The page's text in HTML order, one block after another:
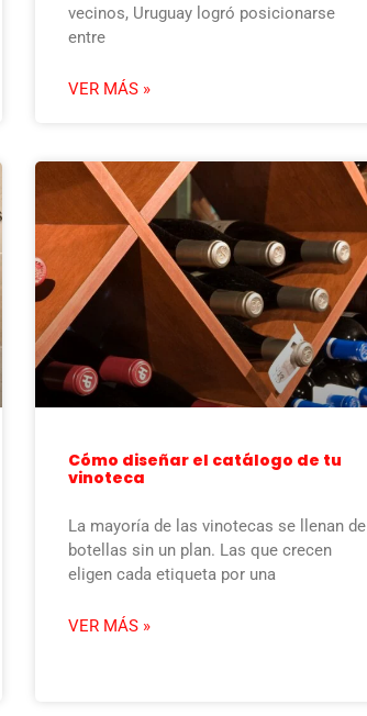
vecinos, Uruguay logró posicionarse
entre
VER MÁS »
Cómo diseñar el catálogo de tu
vinoteca
La mayoría de las vinotecas se llenan de
botellas sin un plan. Las que crecen
eligen cada etiqueta por una
VER MÁS »